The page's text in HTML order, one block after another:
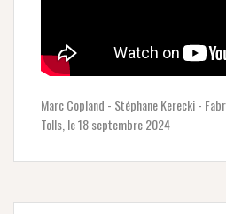
Marc Copland - Stéphane Kerecki -
Tolls, le 18 septembre 2024